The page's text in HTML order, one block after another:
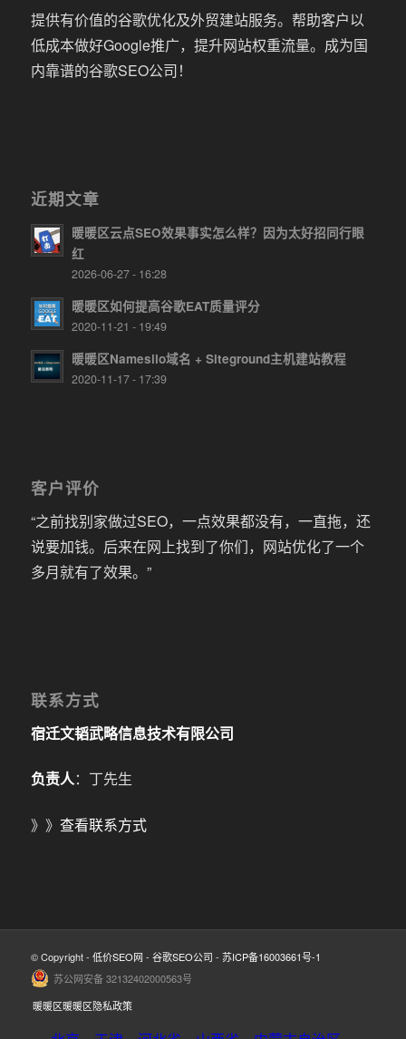
提供有价值的谷歌优化及外贸建站服务。帮助客户以
低成本做好Google推广，提升网站权重流量。成为国
内靠谱的谷歌SEO公司！
近期文章
暖暖区云点SEO效果事实怎么样？因为太好招同行眼
红
2026-06-27 - 16:28
暖暖区如何提高谷歌EAT质量评分
2020-11-21 - 19:49
暖暖区Namesilo域名 + Siteground主机建站教程
2020-11-17 - 17:39
客户评价
“之前找别家做过SEO，一点效果都没有，一直拖，还
说要加钱。后来在网上找到了你们，网站优化了一个
多月就有了效果。”
联系方式
宿迁文韬武略信息技术有限公司
负责人：丁先生
》》 查看联系方式
© Copyright - 低价SEO网 - 谷歌SEO公司 - 苏ICP备16003661号-1
苏公网安备 32132402000563号
暖暖区暖暖区隐私政策